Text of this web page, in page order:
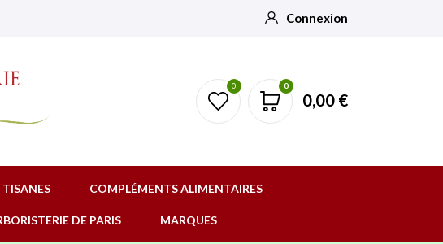
Connexion
0 0
0,00 €
TISANES COMPLÉMENTS ALIMENTAIRES
DE PARIS MARQUES